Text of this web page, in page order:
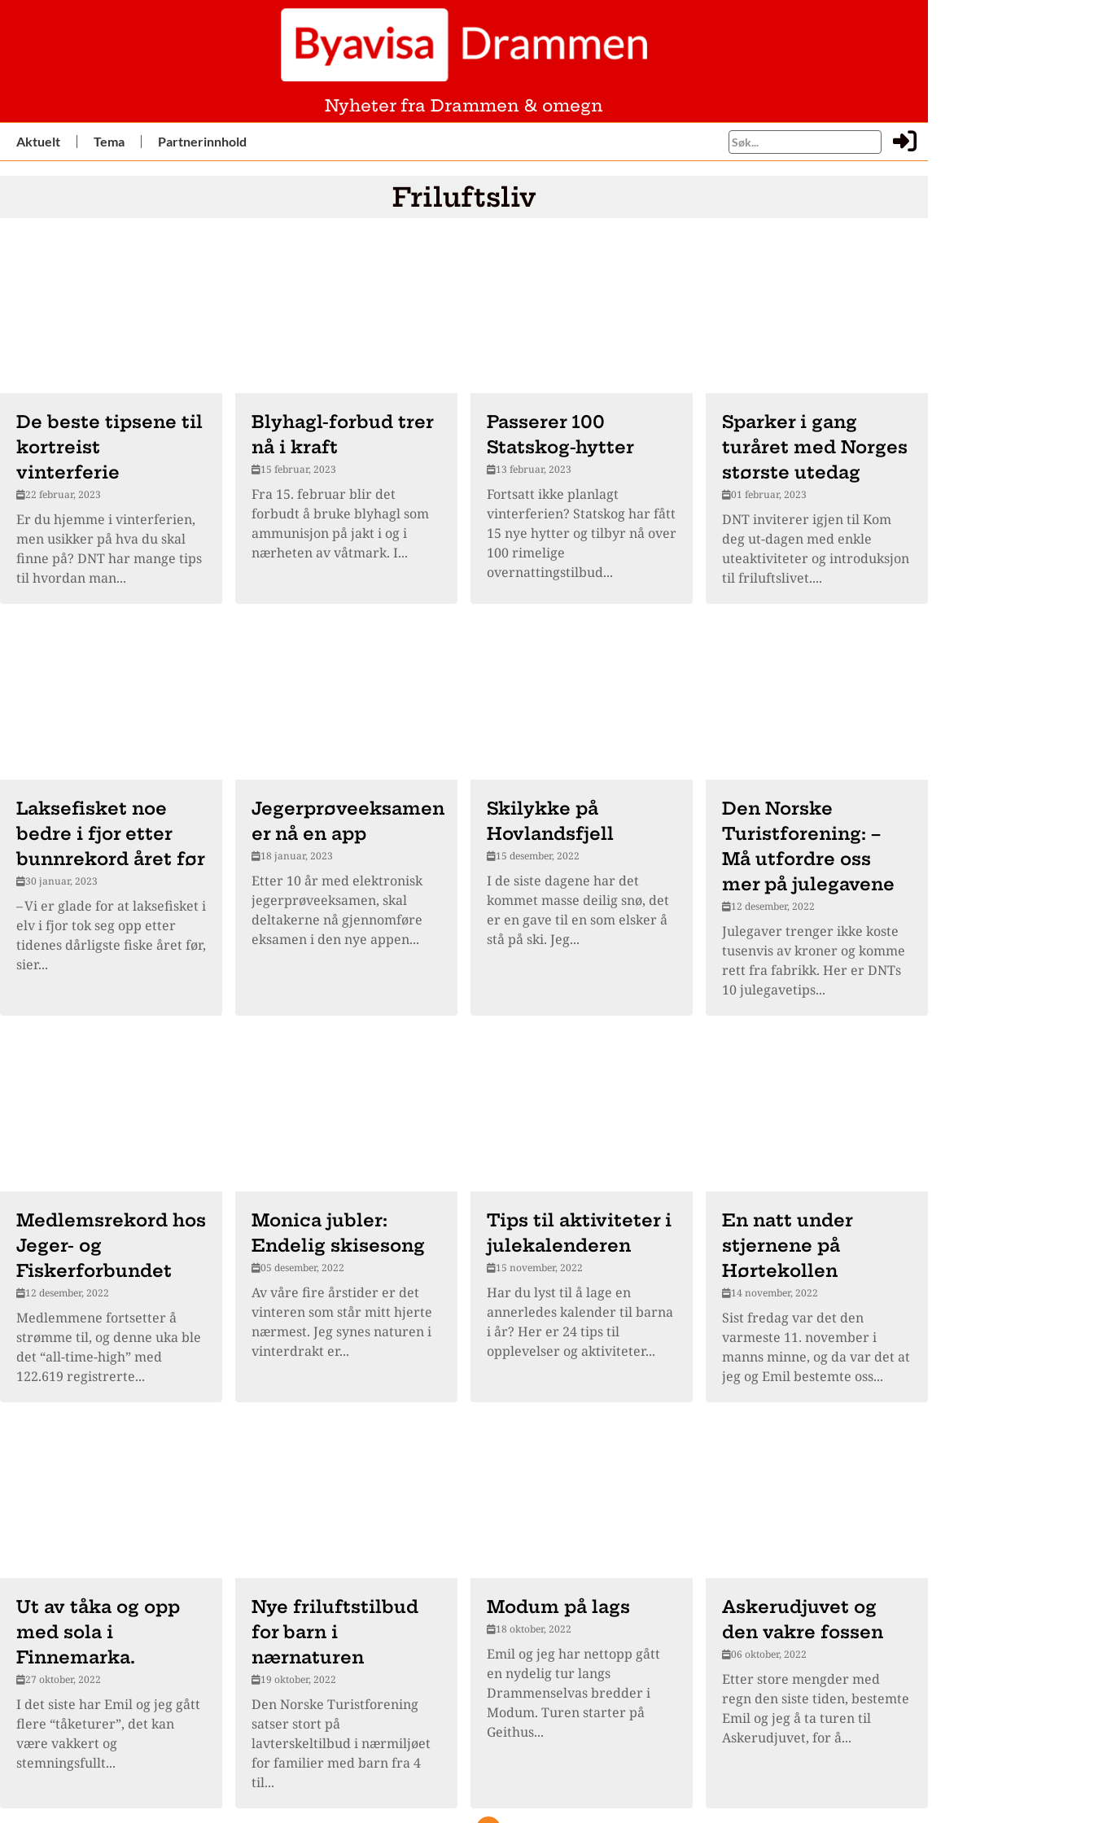
Nyheter fra Drammen & omegn
Aktuelt Tema Partnerinnhold
Friluftsliv
De beste tipsene til
kortreist
vinterferie
22 februar, 2023
Er du hjemme i vinterferien,
men usikker på hva du skal
finne på? DNT har mange tips
til hvordan man...
Blyhagl-forbud trer
nå i kraft
15 februar, 2023
Fra 15. februar blir det
forbudt å bruke blyhagl som
ammunisjon på jakt i og i
nærheten av våtmark. I...
Passerer 100
Statskog-hytter
13 februar, 2023
Fortsatt ikke planlagt
vinterferien? Statskog har fått
15 nye hytter og tilbyr nå over
100 rimelige
overnattingstilbud...
Sparker i gang
turåret med Norges
største utedag
01 februar, 2023
DNT inviterer igjen til Kom
deg ut-dagen med enkle
uteaktiviteter og introduksjon
til friluftslivet....
Laksefisket noe
bedre i fjor etter
bunnrekord året før
30 januar, 2023
– Vi er glade for at laksefisket i
elv i fjor tok seg opp etter
tidenes dårligste fiske året før,
sier...
Jegerprøveeksamen
er nå en app
18 januar, 2023
Etter 10 år med elektronisk
jegerprøveeksamen, skal
deltakerne nå gjennomføre
eksamen i den nye appen...
Skilykke på
Hovlandsfjell
15 desember, 2022
I de siste dagene har det
kommet masse deilig snø, det
er en gave til en som elsker å
stå på ski. Jeg...
Den Norske
Turistforening: –
Må utfordre oss
mer på julegavene
12 desember, 2022
Julegaver trenger ikke koste
tusenvis av kroner og komme
rett fra fabrikk. Her er DNTs
10 julegavetips...
Medlemsrekord hos
Jeger- og
Fiskerforbundet
12 desember, 2022
Medlemmene fortsetter å
strømme til, og denne uka ble
det “all-time-high” med
122.619 registrerte...
Monica jubler:
Endelig skisesong
05 desember, 2022
Av våre fire årstider er det
vinteren som står mitt hjerte
nærmest. Jeg synes naturen i
vinterdrakt er...
Tips til aktiviteter i
julekalenderen
15 november, 2022
Har du lyst til å lage en
annerledes kalender til barna
i år? Her er 24 tips til
opplevelser og aktiviteter...
En natt under
stjernene på
Hørtekollen
14 november, 2022
Sist fredag var det den
varmeste 11. november i
manns minne, og da var det at
jeg og Emil bestemte oss...
Ut av tåka og opp
med sola i
Finnemarka.
27 oktober, 2022
I det siste har Emil og jeg gått
flere “tåketurer”, det kan
være vakkert og
stemningsfullt...
Nye friluftstilbud
for barn i
nærnaturen
19 oktober, 2022
Den Norske Turistforening
satser stort på
lavterskeltilbud i nærmiljøet
for familier med barn fra 4
til...
Modum på lags
18 oktober, 2022
Emil og jeg har nettopp gått
en nydelig tur langs
Drammenselvas bredder i
Modum. Turen starter på
Geithus...
Askerudjuvet og
den vakre fossen
06 oktober, 2022
Etter store mengder med
regn den siste tiden, bestemte
Emil og jeg å ta turen til
Askerudjuvet, for å...